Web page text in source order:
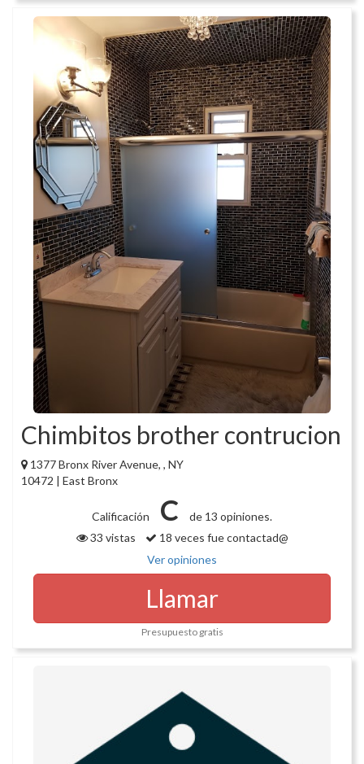
Chimbitos brother contrucion
1377 Bronx River Avenue, , NY
10472 | East Bronx
Calificación C
de 13 opiniones.
33 vistas
18 veces fue contactad@
Ver opiniones
Llamar
Presupuesto gratis